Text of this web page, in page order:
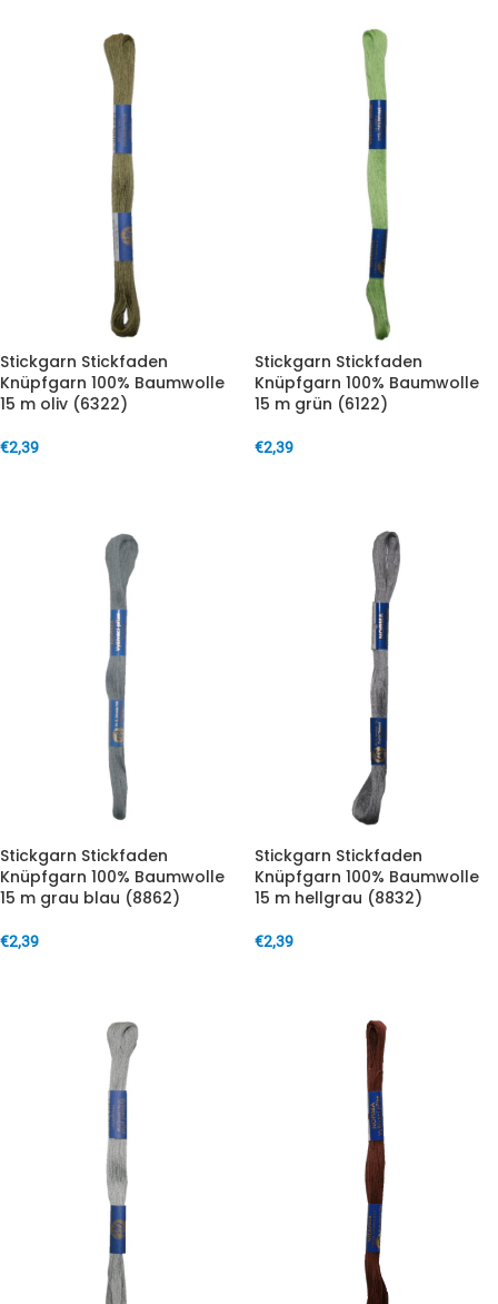
Stickgarn Stickfaden
Knüpfgarn 100% Baumwolle
15 m oliv (6322)
€2,39
Stickgarn Stickfaden
Knüpfgarn 100% Baumwolle
15 m grün (6122)
€2,39
Stickgarn Stickfaden
Knüpfgarn 100% Baumwolle
15 m grau blau (8862)
€2,39
Stickgarn Stickfaden
Knüpfgarn 100% Baumwolle
15 m hellgrau (8832)
€2,39